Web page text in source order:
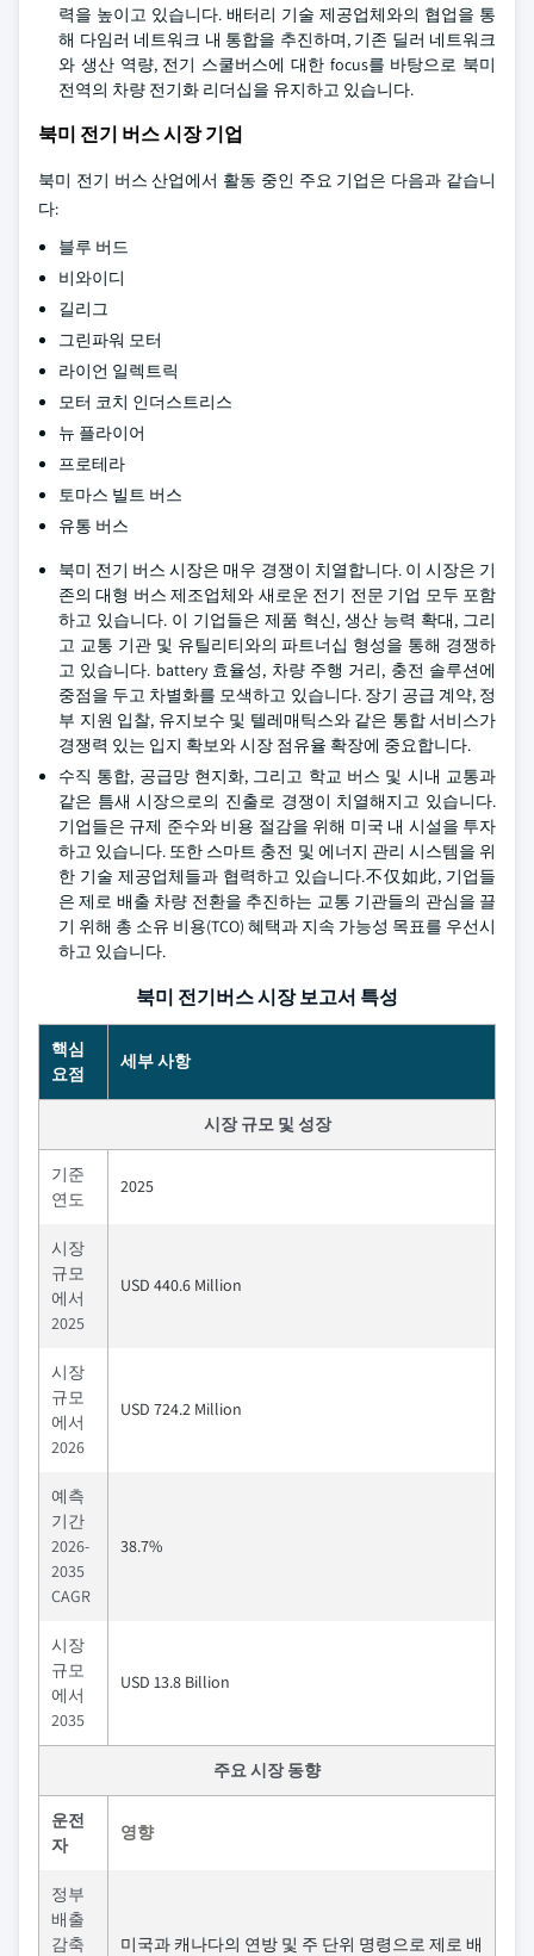
력을 높이고 있습니다. 배터리 기술 제공업체와의 협업을 통
해 다임러 네트워크 내 통합을 추진하며, 기존 딜러 네트워크
와 생산 역량, 전기 스쿨버스에 대한 focus를 바탕으로 북미
전역의 차량 전기화 리더십을 유지하고 있습니다.
북미 전기 버스 시장 기업
북미 전기 버스 산업에서 활동 중인 주요 기업은 다음과 같습니
다:
블루 버드
비와이디
길리그
그린파워 모터
라이언 일렉트릭
모터 코치 인더스트리스
뉴 플라이어
프로테라
토마스 빌트 버스
유통 버스
북미 전기 버스 시장은 매우 경쟁이 치열합니다. 이 시장은 기
존의 대형 버스 제조업체와 새로운 전기 전문 기업 모두 포함
하고 있습니다. 이 기업들은 제품 혁신, 생산 능력 확대, 그리
고 교통 기관 및 유틸리티와의 파트너십 형성을 통해 경쟁하
고 있습니다. battery 효율성, 차량 주행 거리, 충전 솔루션에
중점을 두고 차별화를 모색하고 있습니다. 장기 공급 계약, 정
부 지원 입찰, 유지보수 및 텔레매틱스와 같은 통합 서비스가
경쟁력 있는 입지 확보와 시장 점유율 확장에 중요합니다.
수직 통합, 공급망 현지화, 그리고 학교 버스 및 시내 교통과
같은 틈새 시장으로의 진출로 경쟁이 치열해지고 있습니다.
기업들은 규제 준수와 비용 절감을 위해 미국 내 시설을 투자
하고 있습니다. 또한 스마트 충전 및 에너지 관리 시스템을 위
한 기술 제공업체들과 협력하고 있습니다.不仅如此, 기업들
은 제로 배출 차량 전환을 추진하는 교통 기관들의 관심을 끌
기 위해 총 소유 비용(TCO) 혜택과 지속 가능성 목표를 우선시
하고 있습니다.
북미 전기버스 시장 보고서 특성
핵심
요점
세부 사항
시장 규모 및 성장
기준
연도
2025
시장
규모
에서
2025
USD 440.6 Million
시장
규모
에서
2026
USD 724.2 Million
예측
기간
2026-
2035
CAGR
38.7%
시장
규모
에서
2035
USD 13.8 Billion
주요 시장 동향
운전
자
영향
정부
배출
감축
미국과 캐나다의 연방 및 주 단위 명령으로 제로 배